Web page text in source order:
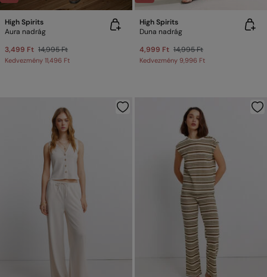
High Spirits
Aura nadrág
3,499 Ft 14,995 Ft
Kedvezmény 11,496 Ft
High Spirits
Duna nadrág
4,999 Ft 14,995 Ft
Kedvezmény 9,996 Ft